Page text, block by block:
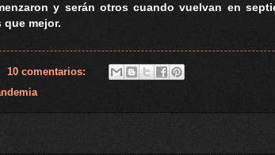
y serán otros cuando vuelvan en
que mejor.
10 comentarios: